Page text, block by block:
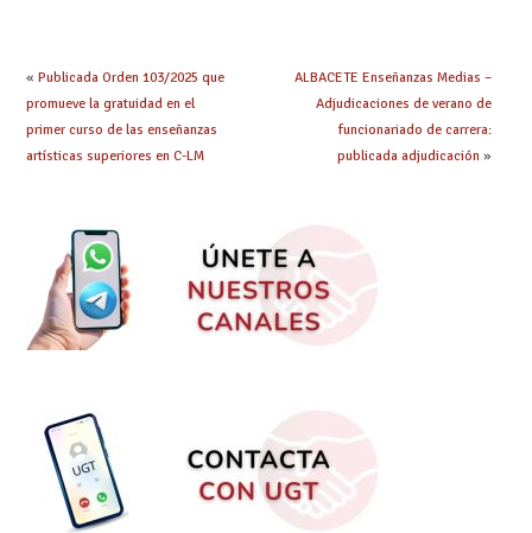
« Publicada Orden 103/2025 que
promueve la gratuidad en el
primer curso de las enseñanzas
artísticas superiores en C-LM
ALBACETE Enseñanzas Medias –
Adjudicaciones de verano de
funcionariado de carrera:
publicada adjudicación »